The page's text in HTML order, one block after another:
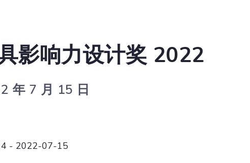
影响力设计奖 2022
年 7 月 15 日
- 2022-07-15